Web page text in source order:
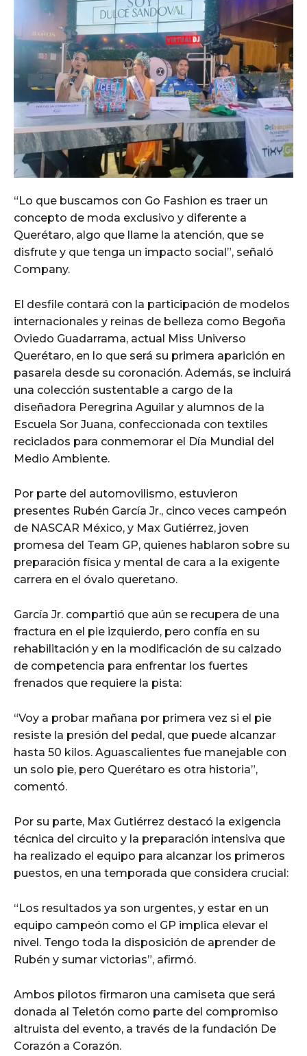
“Lo que buscamos con Go Fashion es traer un
concepto de moda exclusivo y diferente a
Querétaro, algo que llame la atención, que se
disfrute y que tenga un impacto social”, señaló
Company.
El desfile contará con la participación de modelos
internacionales y reinas de belleza como Begoña
Oviedo Guadarrama, actual Miss Universo
Querétaro, en lo que será su primera aparición en
pasarela desde su coronación. Además, se incluirá
una colección sustentable a cargo de la
diseñadora Peregrina Aguilar y alumnos de la
Escuela Sor Juana, confeccionada con textiles
reciclados para conmemorar el Día Mundial del
Medio Ambiente.
Por parte del automovilismo, estuvieron
presentes Rubén García Jr., cinco veces campeón
de NASCAR México, y Max Gutiérrez, joven
promesa del Team GP, quienes hablaron sobre su
preparación física y mental de cara a la exigente
carrera en el óvalo queretano.
García Jr. compartió que aún se recupera de una
fractura en el pie izquierdo, pero confía en su
rehabilitación y en la modificación de su calzado
de competencia para enfrentar los fuertes
frenados que requiere la pista:
“Voy a probar mañana por primera vez si el pie
resiste la presión del pedal, que puede alcanzar
hasta 50 kilos. Aguascalientes fue manejable con
un solo pie, pero Querétaro es otra historia”,
comentó.
Por su parte, Max Gutiérrez destacó la exigencia
técnica del circuito y la preparación intensiva que
ha realizado el equipo para alcanzar los primeros
puestos, en una temporada que considera crucial:
“Los resultados ya son urgentes, y estar en un
equipo campeón como el GP implica elevar el
nivel. Tengo toda la disposición de aprender de
Rubén y sumar victorias”, afirmó.
Ambos pilotos firmaron una camiseta que será
donada al Teletón como parte del compromiso
altruista del evento, a través de la fundación De
Corazón a Corazón.